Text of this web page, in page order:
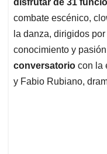
combate escénico,
la danza, dirigidos
conocimiento y
conversatorio con la
y Fabio Rubiano,